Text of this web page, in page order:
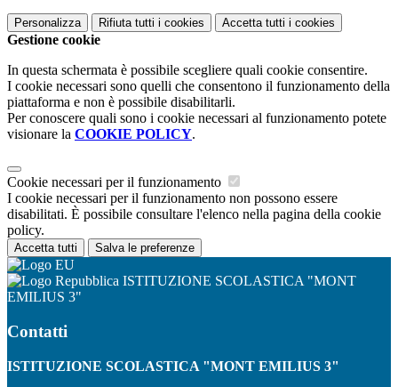
Personalizza Rifiuta tutti i cookies Accetta tutti i cookies
Gestione cookie
In questa schermata è possibile scegliere quali cookie consentire.
I cookie necessari sono quelli che consentono il funzionamento della
piattaforma e non è possibile disabilitarli.
Per conoscere quali sono i cookie necessari al funzionamento potete
visionare la COOKIE POLICY.
Cookie necessari per il funzionamento
I cookie necessari per il funzionamento non possono essere
disabilitati. È possibile consultare l'elenco nella pagina della cookie
policy.
Accetta tutti Salva le preferenze
ISTITUZIONE SCOLASTICA "MONT
EMILIUS 3"
Contatti
ISTITUZIONE SCOLASTICA "MONT EMILIUS 3"